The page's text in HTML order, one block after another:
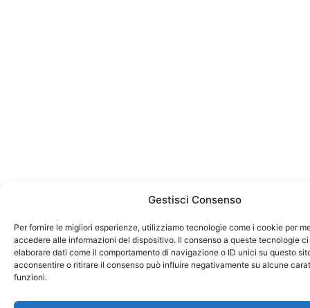
Gestisci Consenso
Per fornire le migliori esperienze, utilizziamo tecnologie come i cookie per
accedere alle informazioni del dispositivo. Il consenso a queste tecnologie
elaborare dati come il comportamento di navigazione o ID unici su questo
acconsentire o ritirare il consenso può influire negativamente su alcune
funzioni.